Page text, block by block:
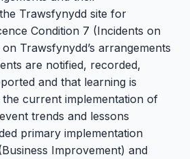
Trawsfynydd site for
Condition 7 (Incidents on
Trawsfynydd’s arrangements
are notified, recorded,
and that learning is
current implementation of
trends and lessons
primary implementation
Improvement) and